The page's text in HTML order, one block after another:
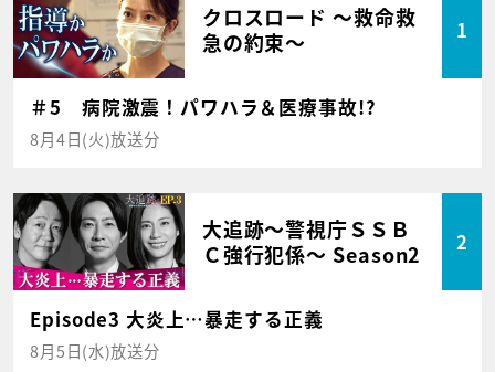
クロスロード ～救命救
急の約束～
1
＃5 病院激震！パワハラ＆医療事故!?
8月4日(火)放送分
大追跡～警視庁ＳＳＢ
Ｃ強行犯係～ Season2
2
Episode3 大炎上…暴走する正義
8月5日(水)放送分